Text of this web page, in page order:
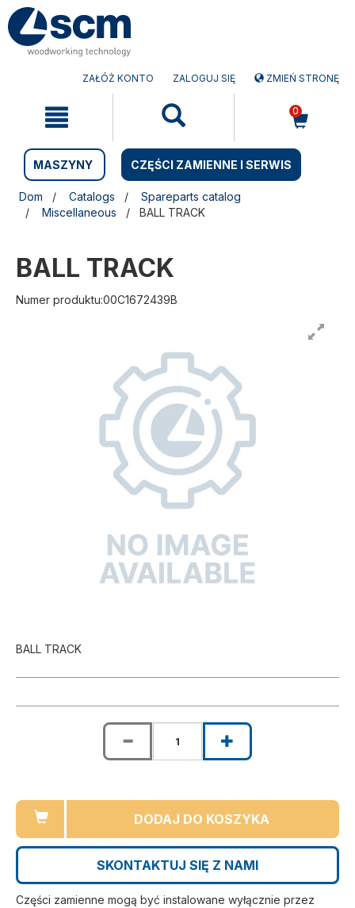
Przejdź
do
treści
Przejdź
do
menu
nawigacyjnego
ZAŁÓŻ KONTO ZALOGUJ SIĘ ZMIEŃ STRONĘ
0
MASZYNY CZĘŚCI ZAMIENNE I SERWIS
Dom Catalogs
Spareparts catalog
Miscellaneous
BALL TRACK
BALL TRACK
Numer produktu:00C1672439B
BALL TRACK
DODAJ DO KOSZYKA
SKONTAKTUJ SIĘ Z NAMI
Części zamienne mogą być instalowane wyłącznie przez